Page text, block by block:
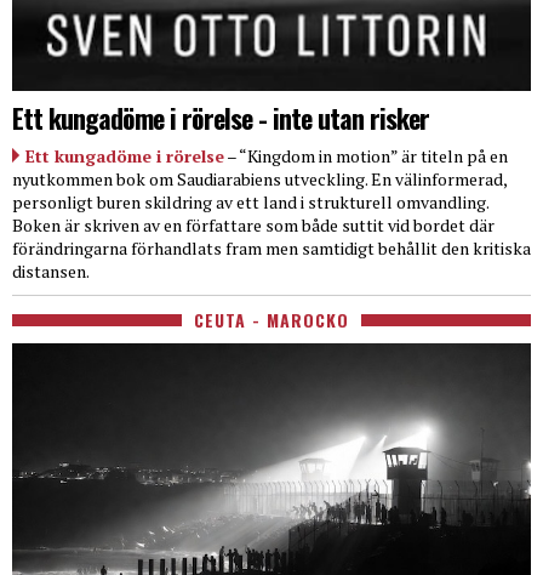
Ett kungadöme i rörelse - inte utan risker
Ett kungadöme i rörelse– “Kingdom in motion” är titeln på en
nyutkommen bok om Saudiarabiens utveckling. En välinformerad,
personligt buren skildring av ett land i strukturell omvandling.
Boken är skriven av en författare som både suttit vid bordet där
förändringarna förhandlats fram men samtidigt behållit den kritiska
distansen.
CEUTA - MAROCKO